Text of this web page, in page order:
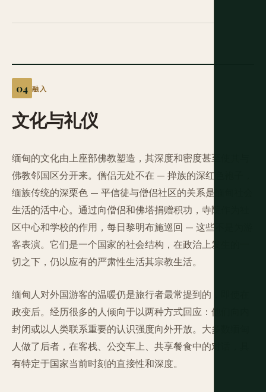
融入
文化与礼仪
缅甸的文化由上座部佛教塑造，其深度和密度甚至使其与
佛教邻国区分开来。僧侣无处不在 — 掸族的深红色袍子，
缅族传统的深栗色 — 平信徒与僧侣社区的关系是缅甸社会
生活的活中心。通过向僧侣和佛塔捐赠积功，寺院作为社
区中心和学校的作用，每日黎明布施巡回 — 这些不是为游
客表演。它们是一个国家的社会结构，在政治上发生的一
切之下，仍以应有的严肃性生活其宗教生活。
缅甸人对外国游客的温暖仍是旅行者最常提到的，即使在
政变后。经历很多的人倾向于以两种方式回应：他们向内
封闭或以人类联系重要的认识强度向外开放。大多数缅甸
人做了后者，在客栈、公交车上、共享餐食中的对话，具
有特定于国家当前时刻的直接性和深度。